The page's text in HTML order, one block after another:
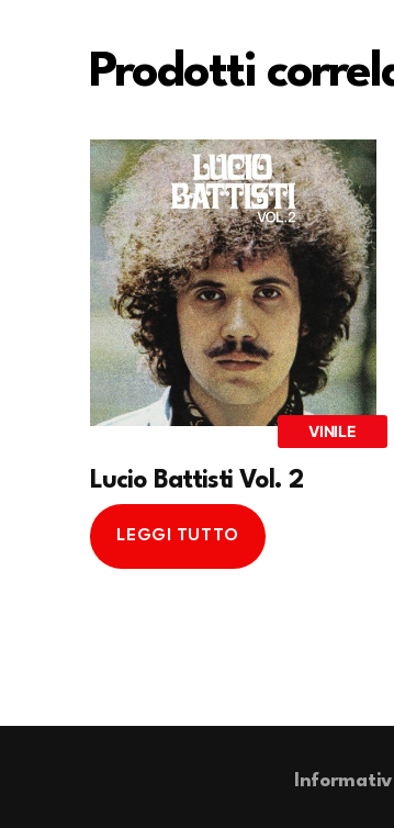
Prodotti
VINILE
Lucio Battisti Vol. 2
LEGGI TUTTO